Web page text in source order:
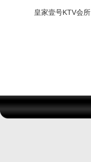
皇家壹号KTV会所